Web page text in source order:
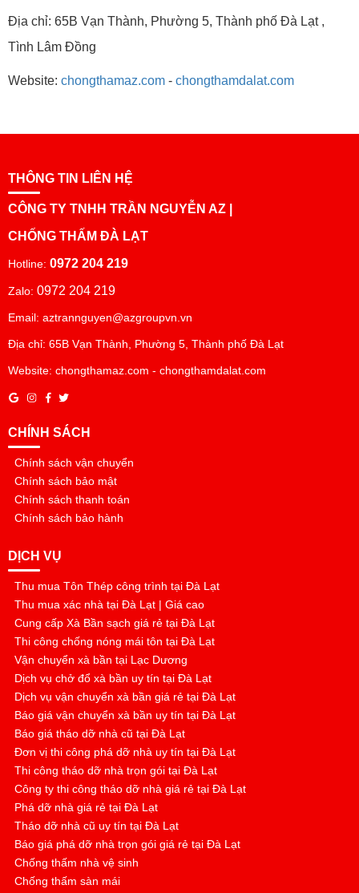
Địa chỉ: 65B Vạn Thành, Phường 5, Thành phố Đà Lạt ,
Tình Lâm Đồng
Website: chongthamaz.com - chongthamdalat.com
THÔNG TIN LIÊN HỆ
CÔNG TY TNHH TRẦN NGUYỄN AZ |
CHỐNG THẤM ĐÀ LẠT
Hotline: 0972 204 219
Zalo: 0972 204 219
Email: aztrannguyen@azgroupvn.vn
Địa chỉ: 65B Vạn Thành, Phường 5, Thành phố Đà Lạt
Website: chongthamaz.com - chongthamdalat.com
CHÍNH SÁCH
Chính sách vận chuyển
Chính sách bảo mật
Chính sách thanh toán
Chính sách bảo hành
DỊCH VỤ
Thu mua Tôn Thép công trình tại Đà Lạt
Thu mua xác nhà tại Đà Lạt | Giá cao
Cung cấp Xà Bần sạch giá rẻ tại Đà Lạt
Thi công chống nóng mái tôn tại Đà Lạt
Vận chuyển xà bần tại Lạc Dương
Dịch vụ chở đổ xà bần uy tín tại Đà Lạt
Dịch vụ vận chuyển xà bần giá rẻ tại Đà Lạt
Báo giá vận chuyển xà bần uy tín tại Đà Lạt
Báo giá tháo dỡ nhà cũ tại Đà Lạt
Đơn vị thi công phá dỡ nhà uy tín tại Đà Lạt
Thi công tháo dỡ nhà trọn gói tại Đà Lạt
Công ty thi công tháo dỡ nhà giá rẻ tại Đà Lạt
Phá dỡ nhà giá rẻ tại Đà Lạt
Tháo dỡ nhà cũ uy tín tại Đà Lạt
Báo giá phá dỡ nhà trọn gói giá rẻ tại Đà Lạt
Chống thấm nhà vệ sinh
Chống thấm sàn mái